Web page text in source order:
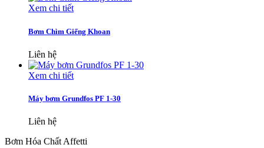
Xem chi tiết
Bơm Chìm Giếng Khoan
Liên hệ
Xem chi tiết
Máy bơm Grundfos PF 1-30
Liên hệ
Bơm Hóa Chất Affetti